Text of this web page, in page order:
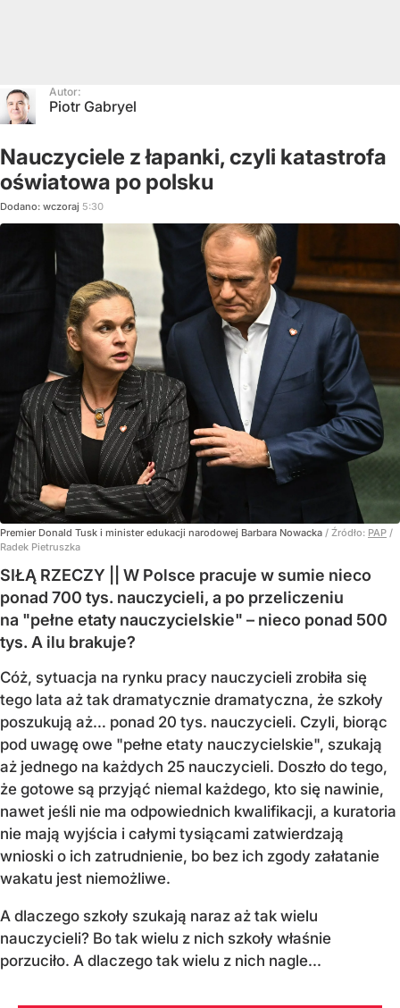
Autor:
Piotr Gabryel
Nauczyciele z łapanki, czyli katastrofa
oświatowa po polsku
Dodano: wczoraj 5:30
Premier Donald Tusk i minister edukacji narodowej Barbara Nowacka / Źródło: PAP /
Radek Pietruszka
SIŁĄ RZECZY || W Polsce pracuje w sumie nieco
ponad 700 tys. nauczycieli, a po przeliczeniu
na "pełne etaty nauczycielskie" – nieco ponad 500
tys. A ilu brakuje?
Cóż, sytuacja na rynku pracy nauczycieli zrobiła się
tego lata aż tak dramatycznie dramatyczna, że szkoły
poszukują aż… ponad 20 tys. nauczycieli. Czyli, biorąc
pod uwagę owe "pełne etaty nauczycielskie", szukają
aż jednego na każdych 25 nauczycieli. Doszło do tego,
że gotowe są przyjąć niemal każdego, kto się nawinie,
nawet jeśli nie ma odpowiednich kwalifikacji, a kuratoria
nie mają wyjścia i całymi tysiącami zatwierdzają
wnioski o ich zatrudnienie, bo bez ich zgody załatanie
wakatu jest niemożliwe.
A dlaczego szkoły szukają naraz aż tak wielu
nauczycieli? Bo tak wielu z nich szkoły właśnie
porzuciło. A dlaczego tak wielu z nich nagle...